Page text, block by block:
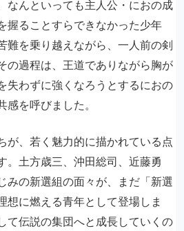
なんといっても主人公・におの成
握ることすらできなかった少年
難を乗り越えながら、一人前の剣
の過程は、王道でありながら胸が
失わずに強くなろうとするにおの
を呼びました。
が、若く魅力的に描かれている点
。土方歳三、沖田総司、近藤勇
の新選組の面々が、まだ「新選
想に燃える青年として登場しま
て伝説の集団へと成長していくの